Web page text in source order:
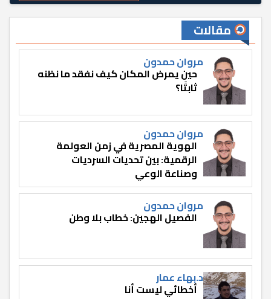
مقالات
مروان حمدون
حين يمرض المكان كيف نفقد ما نظنه
ثابتًا؟
مروان حمدون
الهوية المصرية في زمن العولمة
الرقمية: بين تحديات السرديات
وصناعة الوعي
مروان حمدون
الفصيل الهجين: خطاب بلا وطن
د.بهاء عمار
أخطائي ليست أنا